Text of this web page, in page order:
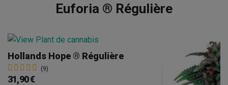
Euforia ® Régulière
Hollands Hope ® Régulière
(9)
31,90 €